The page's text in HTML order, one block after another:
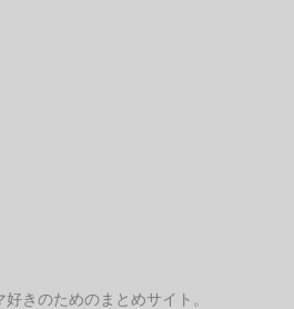
きのためのまとめサイト。